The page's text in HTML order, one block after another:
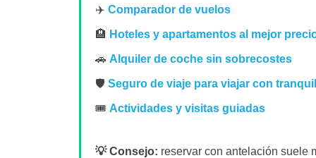
✈️ Comparador de vuelos
🏨 Hoteles y apartamentos al mejor
🚗 Alquiler de coche sin sobrecostes
🛡️ Seguro de viaje para viajar con
🎟️ Actividades y visitas guiadas
💡 Consejo: reservar con antelación suele